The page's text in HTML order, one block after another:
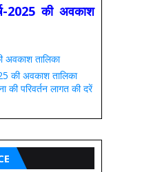
2025 की अवकाश
अवकाश तालिका
की अवकाश तालिका
परिवर्तन लागत की दरें